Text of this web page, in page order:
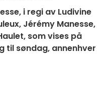
i regi av Ludivine
Jérémy Manesse,
som vises på
til søndag, annenhver